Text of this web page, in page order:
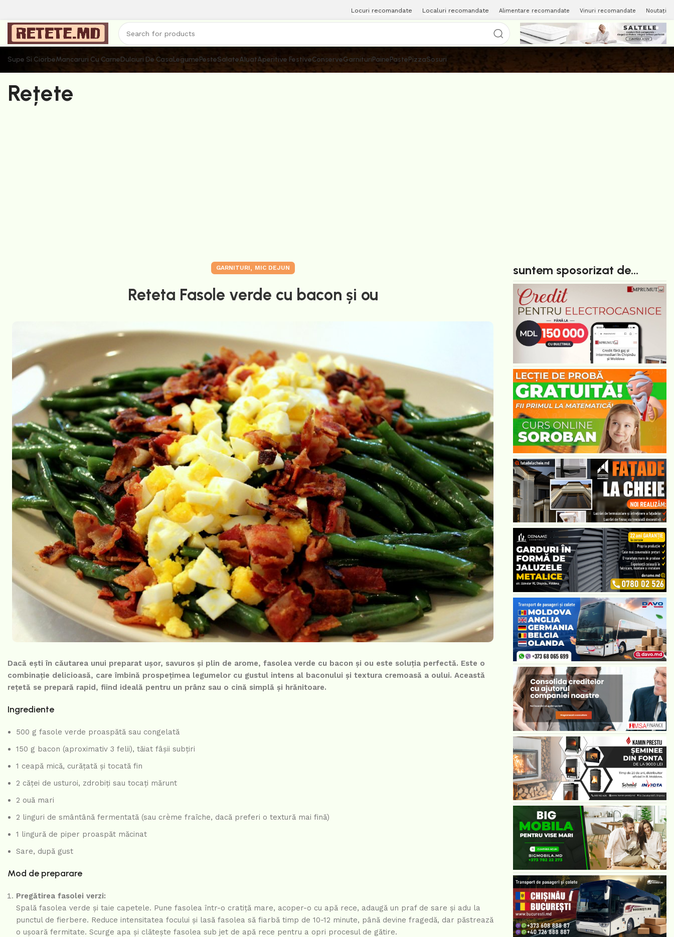
Locuri recomandate Localuri recomandate Alimentare recomandate Vinuri recomandate Noutați
Supe Si CiorbeMancaruri Cu CarneDulciuri De CasaLegumePesteSalateAluatAperitive FestiveConserveGarnituriPainePastePizzaSosuri
Rețete
GARNITURI, MIC DEJUN
Reteta Fasole verde cu bacon și ou
Dacă ești în căutarea unui preparat ușor, savuros și plin de arome, fasolea verde cu bacon și ou este soluția perfectă. Este o
combinație delicioasă, care îmbină prospețimea legumelor cu gustul intens al baconului și textura cremoasă a oului. Această
rețetă se prepară rapid, fiind ideală pentru un prânz sau o cină simplă și hrănitoare.
Ingrediente
500 g fasole verde proaspătă sau congelată
150 g bacon (aproximativ 3 felii), tăiat fâșii subțiri
1 ceapă mică, curățată și tocată fin
2 căței de usturoi, zdrobiți sau tocați mărunt
2 ouă mari
2 linguri de smântână fermentată (sau crème fraîche, dacă preferi o textură mai fină)
1 lingură de piper proaspăt măcinat
Sare, după gust
Mod de preparare
Pregătirea fasolei verzi:
Spală fasolea verde și taie capetele. Pune fasolea într-o cratiță mare, acoper-o cu apă rece, adaugă un praf de sare și adu la
punctul de fierbere. Reduce intensitatea focului și lasă fasolea să fiarbă timp de 10-12 minute, până devine fragedă, dar păstrează
o ușoară fermitate. Scurge apa și clătește fasolea sub jet de apă rece pentru a opri procesul de gătire.
suntem sposorizat de...